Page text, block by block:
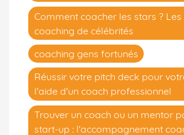
Comment coacher les stars ? Les
coaching de célébrités
coaching gens fortunés
Réussir votre pitch deck pour
l'aide d'un coach professionnel
Trouver un coach ou un mentor
start-up : l'accompagnement